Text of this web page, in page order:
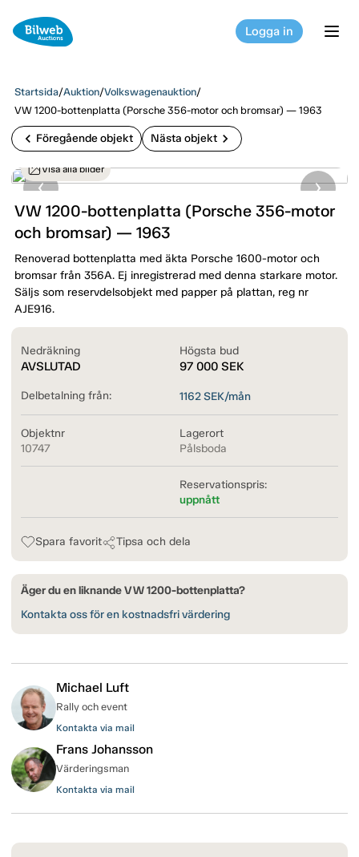
Logga in
Startsida/Auktion/Volkswagenauktion/
VW 1200-bottenplatta (Porsche 356-motor och bromsar) — 1963
chevron_left Föregående objekt Nästa objekt chevron_right
Visa alla bilder
VW 1200-bottenplatta (Porsche 356-motor
och bromsar) — 1963
Renoverad bottenplatta med äkta Porsche 1600-motor och
bromsar från 356A. Ej inregistrerad med denna starkare motor.
Säljs som reservdelsobjekt med papper på plattan, reg nr
AJE916.
Nedräkning
AVSLUTAD
Högsta bud
97 000 SEK
Delbetalning från: 1162SEK/mån
Objektnr
10747
Lagerort
Pålsboda
Reservationspris:
uppnått
Spara favorit Tipsa och dela
Äger du en liknande VW 1200-bottenplatta?
Kontakta oss för en kostnadsfri värdering
Michael Luft
Rally och event
Kontakta via mail
Frans Johansson
Värderingsman
Kontakta via mail